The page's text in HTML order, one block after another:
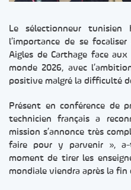
Le sélectionneur tunisien
l’importance de se
Aigles de Carthage face
monde 2026, avec
positive malgré la difficulté
Présent en conférence de
technicien français a
mission s’annonce très
faire pour y parvenir »,
moment de tirer les
mondiale viendra après la